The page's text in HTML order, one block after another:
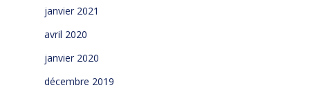
janvier 2021
avril 2020
janvier 2020
décembre 2019